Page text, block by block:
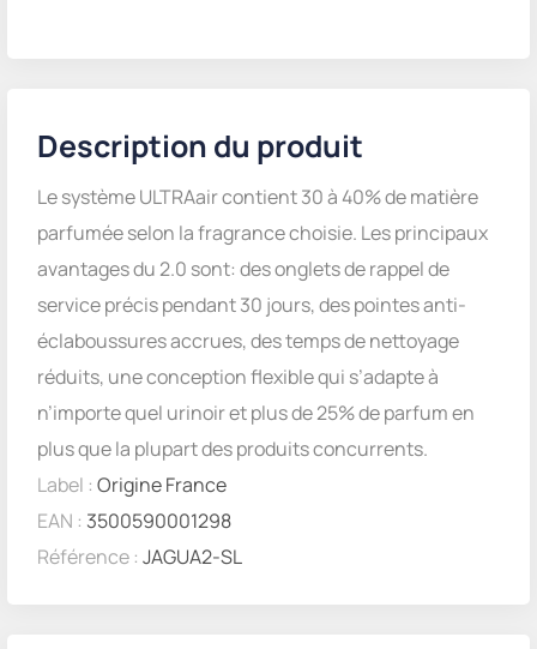
Description du produit
Le système ULTRAair contient 30 à 40% de matière
parfumée selon la fragrance choisie. Les principaux
avantages du 2.0 sont: des onglets de rappel de
service précis pendant 30 jours, des pointes anti-
éclaboussures accrues, des temps de nettoyage
réduits, une conception flexible qui s’adapte à
n’importe quel urinoir et plus de 25% de parfum en
plus que la plupart des produits concurrents.
Label : Origine France
EAN : 3500590001298
Référence : JAGUA2-SL